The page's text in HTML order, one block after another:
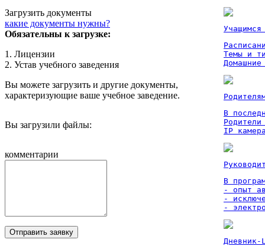
Загрузить документы
какие документы нужны?
Обязательны к загрузке:
1. Лицензии
2. Устав учебного заведения
Вы можете загрузить и другие документы,
характеризующие ваше учебное заведение.
Вы загрузили файлы:
комментарии
Отправить заявку
Темы и
Домашние
В
IP
В
- опыт
-
-
Дневник-